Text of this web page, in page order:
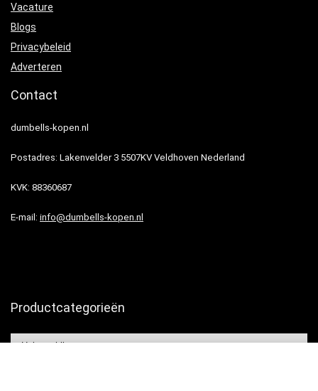
Vacature
Blogs
Privacybeleid
Adverteren
Contact
dumbells-kopen.nl
Postadres: Lakenvelder 3 5507KV Veldhoven Nederland
KVK: 88360687
E-mail: info@dumbells-kopen.nl
Productcategorieën